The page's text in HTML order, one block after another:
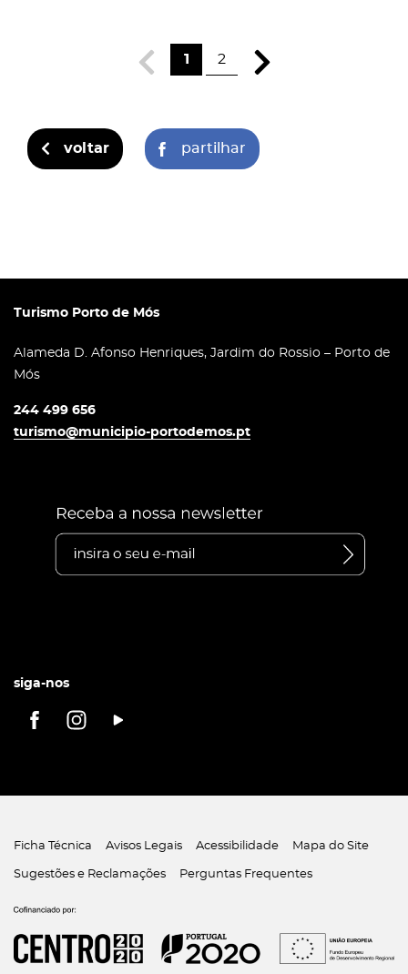
1 2
voltar partilhar
Turismo Porto de Mós
Alameda D. Afonso Henriques, Jardim do Rossio – Porto de
Mós
244 499 656
turismo@municipio-portodemos.pt
siga-nos
Ficha Técnica Avisos Legais Acessibilidade Mapa do Site
Sugestões e Reclamações Perguntas Frequentes